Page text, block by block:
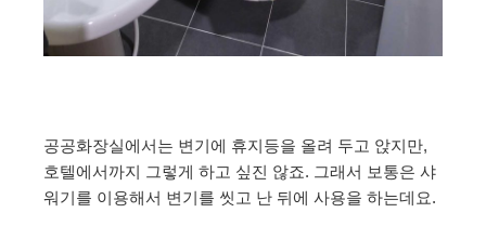
공공화장실에서는 변기에 휴지등을 올려 두고 앉지만,
호텔에서까지 그렇게 하고 싶진 않죠. 그래서 보통은 샤
워기를 이용해서 변기를 씻고 난 뒤에 사용을 하는데요.